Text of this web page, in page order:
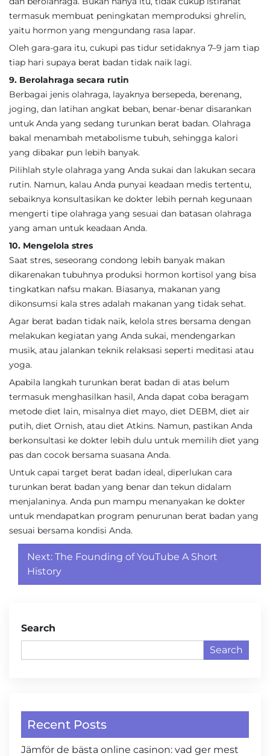
termasuk membuat peningkatan memproduksi ghrelin,
yaitu hormon yang mengundang rasa lapar.
Oleh gara-gara itu, cukupi pas tidur setidaknya 7–9 jam tiap
tiap hari supaya berat badan tidak naik lagi.
9. Berolahraga secara rutin
Berbagai jenis olahraga, layaknya bersepeda, berenang,
joging, dan latihan angkat beban, benar-benar disarankan
untuk Anda yang sedang turunkan berat badan. Olahraga
bakal menambah metabolisme tubuh, sehingga kalori
yang dibakar pun lebih banyak.
Pilihlah style olahraga yang Anda sukai dan lakukan secara
rutin. Namun, kalau Anda punyai keadaan medis tertentu,
sebaiknya konsultasikan ke dokter lebih pernah kegunaan
mengerti tipe olahraga yang sesuai dan batasan olahraga
yang aman untuk keadaan Anda.
10. Mengelola stres
Saat stres, seseorang condong lebih banyak makan
dikarenakan tubuhnya produksi hormon kortisol yang bisa
tingkatkan nafsu makan. Biasanya, makanan yang
dikonsumsi kala stres adalah makanan yang tidak sehat.
Agar berat badan tidak naik, kelola stres bersama dengan
melakukan kegiatan yang Anda sukai, mendengarkan
musik, atau jalankan teknik relaksasi seperti meditasi atau
yoga.
Apabila langkah turunkan berat badan di atas belum
termasuk menghasilkan hasil, Anda dapat coba beragam
metode diet lain, misalnya diet mayo, diet DEBM, diet air
putih, diet Ornish, atau diet Atkins. Namun, pastikan Anda
berkonsultasi ke dokter lebih dulu untuk memilih diet yang
pas dan cocok bersama suasana Anda.
Untuk capai target berat badan ideal, diperlukan cara
turunkan berat badan yang benar dan tekun didalam
menjalaninya. Anda pun mampu menanyakan ke dokter
untuk mendapatkan program penurunan berat badan yang
sesuai bersama kondisi Anda.
Post
navigation
Next: The Founding of YouTube A Short
History
Search
Search
Recent Posts
Jämför de bästa online casinon: vad ger mest